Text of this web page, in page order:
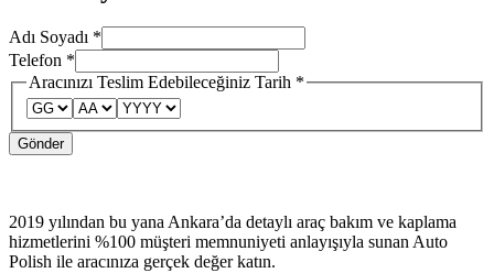
Adı Soyadı *
Adı
Aracınızı
Telefon
Telefon *
Aracınızı Teslim Edebileceğiniz Tarih *
Gönder
2019 yılından bu yana Ankara’da detaylı araç bakım ve kaplama
hizmetlerini %100 müşteri memnuniyeti anlayışıyla sunan Auto
Polish ile aracınıza gerçek değer katın.